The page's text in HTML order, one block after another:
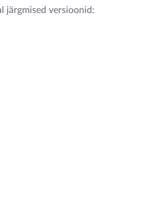
järgmised versioonid: